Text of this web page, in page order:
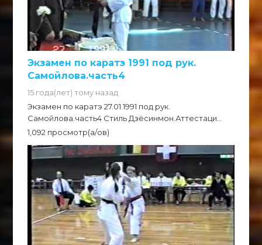
Экзамен по каратэ 1991 под рук.
Самойлова.часть4
15 года(лет) тому назад
Экзамен по каратэ 27.01.1991 под рук.
Самойлова.часть4 Стиль Дзёсинмон.Аттестаци...
1,092 просмотр(а/ов)